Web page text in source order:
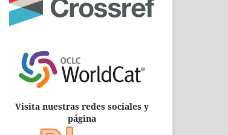
Visita nuestras redes sociales y
página